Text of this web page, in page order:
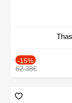
-15%
62.38€